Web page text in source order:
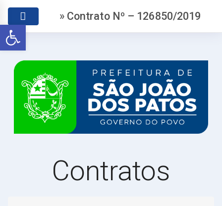
Abrir a barra de ferramentas
» Contrato Nº – 126850/2019
Contratos